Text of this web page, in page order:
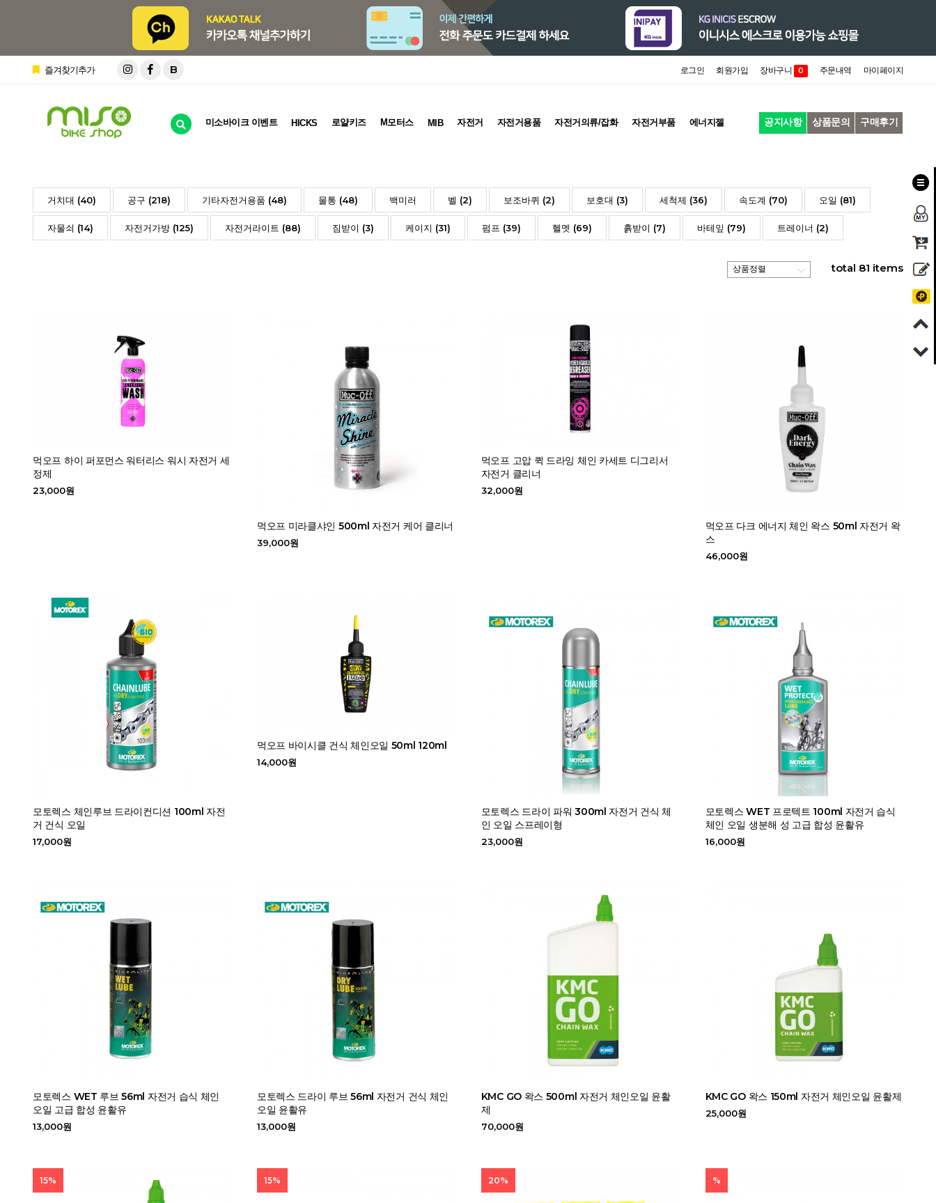
즐겨찾기추가 B 로그인 회원가입 장바구니 0 주문내역 마이페이지
미소바이크 이벤트 HICKS 로얄키즈 M모터스 MIB 자전거 자전거용품 자전거의류/잡화 자전거부품 에너지젤 공지사항 상품문의 구매후기
거치대 (40) 공구 (218) 기타자전거용품 (48) 물통 (48) 백미러 벨 (2) 보조바퀴 (2) 보호대 (3) 세척제 (36) 속도계 (70) 오일 (81)
자물쇠 (14) 자전거가방 (125) 자전거라이트 (88) 짐받이 (3) 케이지 (31) 펌프 (39) 헬멧 (69) 흙받이 (7) 바테잎 (79) 트레이너 (2)
total 81 items
먹오프 하이 퍼포먼스 워터리스 워시 자전거 세
정제
23,000원
먹오프 미라클샤인 500ml 자전거 케어 클리너
39,000원
먹오프 고압 퀵 드라잉 체인 카세트 디그리서
자전거 클리너
32,000원
먹오프 다크 에너지 체인 왁스 50ml 자전거 왁
스
46,000원
모토렉스 체인루브 드라이컨디션 100ml 자전
거 건식 오일
17,000원
먹오프 바이시클 건식 체인오일 50ml 120ml
14,000원
모토렉스 드라이 파워 300ml 자전거 건식 체
인 오일 스프레이형
23,000원
모토렉스 WET 프로텍트 100ml 자전거 습식
체인 오일 생분해 성 고급 합성 윤활유
16,000원
모토렉스 WET 루브 56ml 자전거 습식 체인
오일 고급 합성 윤활유
13,000원
모토렉스 드라이 루브 56ml 자전거 건식 체인
오일 윤활유
13,000원
KMC GO 왁스 500ml 자전거 체인오일 윤활
제
70,000원
KMC GO 왁스 150ml 자전거 체인오일 윤활제
25,000원
15% 15% 20% %